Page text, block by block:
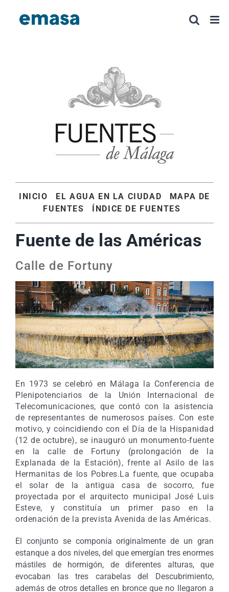
INICIO EL AGUA EN LA CIUDAD
MAPA DE
FUENTES
ÍNDICE DE FUENTES
Fuente de las Américas
Calle de Fortuny
En 1973 se celebró en Málaga la Conferencia de
Plenipotenciarios de la Unión Internacional de
Telecomunicaciones, que contó con la asistencia
de representantes de numerosos países. Con este
motivo, y coincidiendo con el Día de la Hispanidad
(12 de octubre), se inauguró un monumento-fuente
en la calle de Fortuny (prolongación de la
Explanada de la Estación), frente al Asilo de las
Hermanitas de los Pobres.La fuente, que ocupaba
el solar de la antigua casa de socorro, fue
proyectada por el arquitecto municipal José Luis
Esteve, y constituía un primer paso en la
ordenación de la prevista Avenida de las Américas.
El conjunto se componía originalmente de un gran
estanque a dos niveles, del que emergían tres enormes
mástiles de hormigón, de diferentes alturas, que
evocaban las tres carabelas del Descubrimiento,
además de otros detalles en bronce que no llegaron a